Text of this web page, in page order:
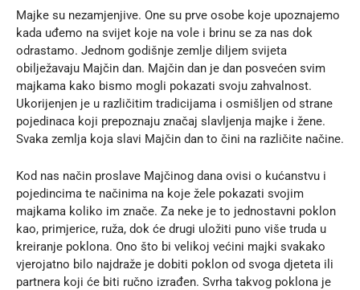
Majke su nezamjenjive. One su prve osobe koje upoznajemo
kada uđemo na svijet koje na vole i brinu se za nas dok
odrastamo. Jednom godišnje zemlje diljem svijeta
obilježavaju Majčin dan. Majčin dan je dan posvećen svim
majkama kako bismo mogli pokazati svoju zahvalnost.
Ukorijenjen je u različitim tradicijama i osmišljen od strane
pojedinaca koji prepoznaju značaj slavljenja majke i žene.
Svaka zemlja koja slavi Majčin dan to čini na različite načine.
Kod nas način proslave Majčinog dana ovisi o kućanstvu i
pojedincima te načinima na koje žele pokazati svojim
majkama koliko im znače. Za neke je to jednostavni poklon
kao, primjerice, ruža, dok će drugi uložiti puno više truda u
kreiranje poklona. Ono što bi velikoj većini majki svakako
vjerojatno bilo najdraže je dobiti poklon od svoga djeteta ili
partnera koji će biti ručno izrađen. Svrha takvog poklona je